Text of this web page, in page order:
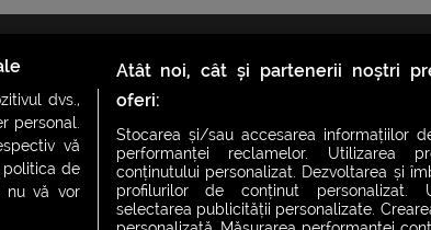
NIGHT FEVER
LIVE FEVER CONCERT
dvs.,
personal.
vă
politica de
nu vă vor
Atât noi, cât și partenerii noștri
oferi:
Stocarea și/sau accesarea informațiilor
performanței reclamelor. Utilizarea
conținutului personalizat. Dezvoltarea și
profilurilor de conținut personalizat.
selectarea publicității personalizate.